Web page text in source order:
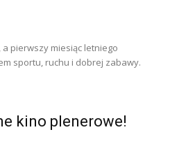
pierwszy miesiąc letniego
sportu, ruchu i dobrej zabawy.
kino plenerowe!